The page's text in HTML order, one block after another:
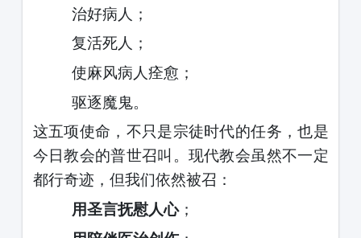
治好病人；
复活死人；
使麻风病人痊愈；
驱逐魔鬼。
这五项使命，不只是宗徒时代的任务，也是
今日教会的普世召叫。现代教会虽然不一定
都行奇迹，但我们依然被召：
用圣言抚慰人心；